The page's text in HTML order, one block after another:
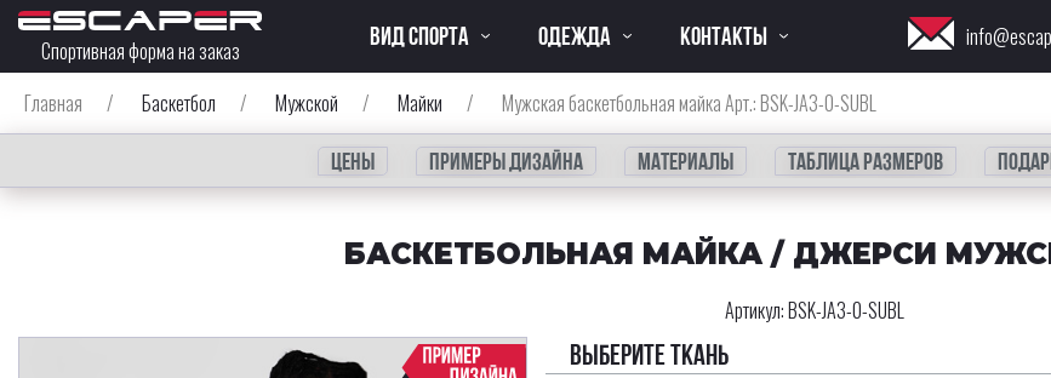
Спортивная форма на заказ ВИД СПОРТА ОДЕЖДА КОНТАКТЫ
Главная / Баскетбол / Мужской / Майки / Мужская баскетбольная майка Арт.: BSK-JA3-0-SUBL
Цены Примеры дизайна Материалы Таблица размеров
БАСКЕТБОЛЬНАЯ МАЙКА / ДЖЕРСИ
Артикул:BSK-JA3-0-SUBL
Выберите ткань